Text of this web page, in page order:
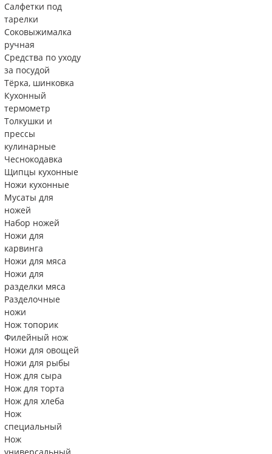
Салфетки под
тарелки
Соковыжималка
ручная
Средства по уходу
за посудой
Тëрка, шинковка
Кухонный
термометр
Толкушки и
прессы
кулинарные
Чеснокодавка
Щипцы кухонные
Ножи кухонные
Мусаты для
ножей
Набор ножей
Ножи для
карвинга
Ножи для мяса
Ножи для
разделки мяса
Разделочные
ножи
Нож топорик
Филейный нож
Ножи для овощей
Ножи для рыбы
Нож для сыра
Нож для торта
Нож для хлеба
Нож
специальный
Нож